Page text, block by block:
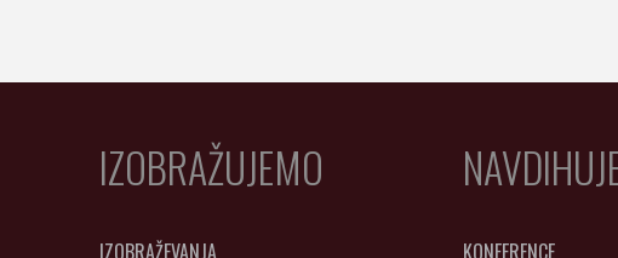
IZOBRAŽUJEMO
IZOBRAŽEVANJA KONFERENCE